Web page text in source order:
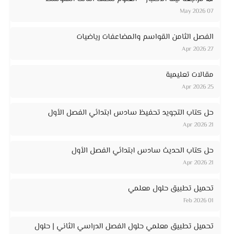
07 May 2026
الفصل الثامن القواسم والمضاعفات رياضيات
27 Apr 2026
مقالات تعليمية
25 Apr 2026
حل كتاب التجويد تحفيظ سادس ابتدائي الفصل الأول
21 Apr 2026
حل كتاب الحديث سادس ابتدائي الفصل الأول
21 Apr 2026
تحميل تطبيق حلول معلمي
01 Feb 2026
تحميل تطبيق معلمي حلول الفصل الدراسي الثاني | حلول